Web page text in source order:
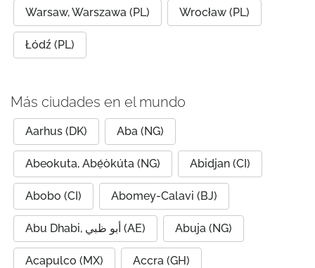
Warsaw, Warszawa (PL) Wrocław (PL)
Łódź (PL)
Más ciudades en el mundo
Aarhus (DK) Aba (NG)
Abeokuta, Abẹ́òkúta (NG) Abidjan (CI)
Abobo (CI) Abomey-Calavi (BJ)
Abu Dhabi, أبو ظبي (AE) Abuja (NG)
Acapulco (MX) Accra (GH)